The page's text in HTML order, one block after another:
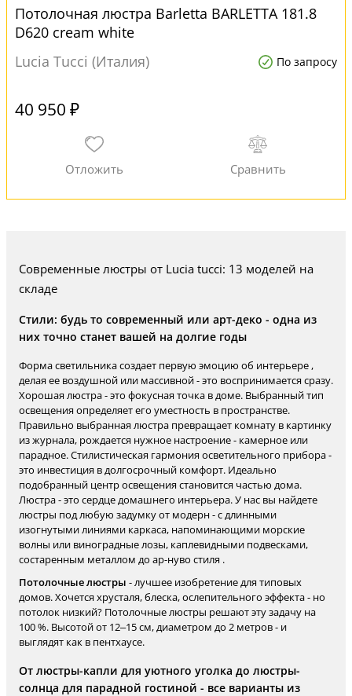
Потолочная люстра Barletta BARLETTA 181.8
D620 cream white
Lucia Tucci (Италия)
По запросу
40 950 ₽
Современные люстры от Lucia tucci: 13 моделей на
складе
Стили: будь то современный или арт-деко - одна из
них точно станет вашей на долгие годы
Форма светильника создает первую эмоцию об интерьере ,
делая ее воздушной или массивной - это воспринимается сразу.
Хорошая люстра - это фокусная точка в доме. Выбранный тип
освещения определяет его уместность в пространстве.
Правильно выбранная люстра превращает комнату в картинку
из журнала, рождается нужное настроение - камерное или
парадное. Стилистическая гармония осветительного прибора -
это инвестиция в долгосрочный комфорт. Идеально
подобранный центр освещения становится частью дома.
Люстра - это сердце домашнего интерьера. У нас вы найдете
люстры под любую задумку от модерн - с длинными
изогнутыми линиями каркаса, напоминающими морские
волны или виноградные лозы, каплевидными подвесками,
состаренным металлом до ар-нуво стиля .
Потолочные люстры - лучшее изобретение для типовых
домов. Хочется хрусталя, блеска, ослепительного эффекта - но
потолок низкий? Потолочные люстры решают эту задачу на
100 %. Высотой от 12–15 см, диаметром до 2 метров - и
выглядят как в пентхаусе.
От люстры-капли для уютного уголка до люстры-
солнца для парадной гостиной - все варианты из